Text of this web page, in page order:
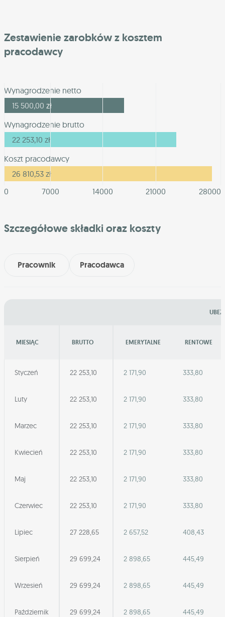
Zestawienie zarobków z kosztem
pracodawcy
Wynagrodzenie netto
15 500,00 zł
Wynagrodzenie brutto
22 253,10 zł
Koszt pracodawcy
26 810,53 zł
0
7000 14000 21000 28000
Szczegółowe składki oraz koszty
Pracownik Pracodawca
MIESIĄC BRUTTO EMERYTALNE RENTOWE
Styczeń 22 253,10 2 171,90 333,80
Luty 22 253,10 2 171,90 333,80
Marzec 22 253,10 2 171,90 333,80
Kwiecień 22 253,10 2 171,90 333,80
Maj 22 253,10 2 171,90 333,80
Czerwiec 22 253,10 2 171,90 333,80
Lipiec 27 228,65 2 657,52 408,43
Sierpień 29 699,24 2 898,65 445,49
Wrzesień 29 699,24 2 898,65 445,49
Październik 29 699,24 2 898,65 445,49